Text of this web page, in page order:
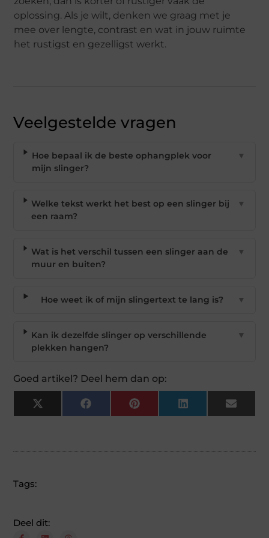
oplossing. Als je wilt, denken we graag met je
mee over lengte, contrast en wat in jouw ruimte
het rustigst en gezelligst werkt.
Veelgestelde vragen
Hoe bepaal ik de beste ophangplek voor
mijn slinger?
▼
Welke tekst werkt het best op een slinger bij
een raam?
▼
Wat is het verschil tussen een slinger aan de
muur en buiten?
▼
Hoe weet ik of mijn slingertext te lang is? ▼
Kan ik dezelfde slinger op verschillende
plekken hangen?
▼
Goed artikel? Deel hem dan op:
X
(Twitter)
Facebook Pinterest LinkedIn Email
Tags:
Deel dit: